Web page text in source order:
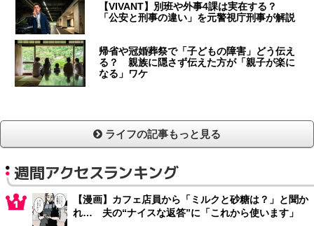
【VIVANT】別班や外事4課は実在する？
「公安と刑事の違い」を元警視庁刑事が解説
帰省や冠婚葬祭で「子どもの障害」どう伝え
る？ 親族に隠さず伝えた方が「親子が楽に
なる」ワケ
ライフの記事もっと見る
週間アクセスランキング
【漫画】カフェ店員から「ミルクと砂糖は？」と聞か
れ… 夫の“ナイスな返答”に「これから使います」